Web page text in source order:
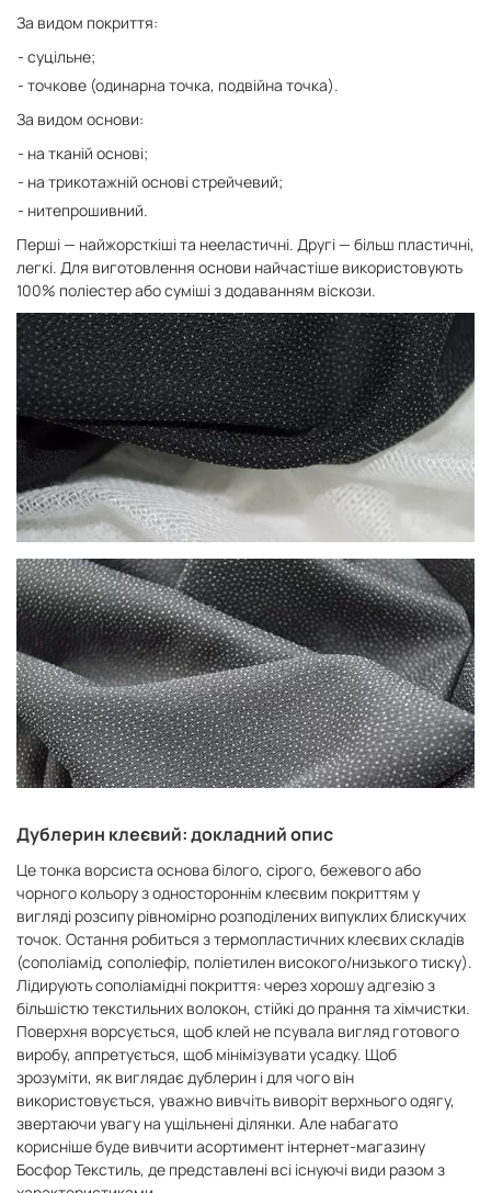
За видом покриття:
суцільне;
точкове (одинарна точка, подвійна точка).
За видом основи:
на тканій основі;
на трикотажній основі стрейчевий;
нитепрошивний.
Перші — найжорсткіші та нееластичні. Другі — більш пластичні,
легкі. Для виготовлення основи найчастіше використовують
100% поліестер або суміші з додаванням віскози.
Дублерин клеєвий: докладний опис
Це тонка ворсиста основа білого, сірого, бежевого або
чорного кольору з одностороннім клеєвим покриттям у
вигляді розсипу рівномірно розподілених випуклих блискучих
точок. Остання робиться з термопластичних клеєвих складів
(сополіамід, сополіефір, поліетилен високого/низького тиску).
Лідирують сополіамідні покриття: через хорошу адгезію з
більшістю текстильних волокон, стійкі до прання та хімчистки.
Поверхня ворсується, щоб клей не псувала вигляд готового
виробу, аппретується, щоб мінімізувати усадку. Щоб
зрозуміти, як виглядає дублерин і для чого він
використовується, уважно вивчіть виворіт верхнього одягу,
звертаючи увагу на ущільнені ділянки. Але набагато
корисніше буде вивчити асортимент інтернет-магазину
Босфор Текстиль, де представлені всі існуючі види разом з